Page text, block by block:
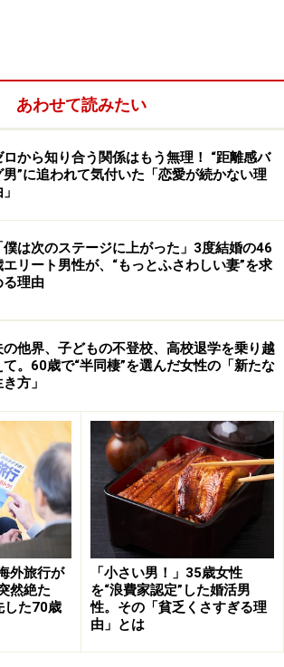
ることもあったが、ラーメンと餃子、
った。彼女が鰻やステーキを食べたの
なってからだ。
なことだし、動植物の命をいただくも
あります。だからおいしいだのまずい
ない。母は自分が作らなかった言い訳
なことを言っていましたね」
たおかげで、リカさんたちきょうだい
卒業できた。学生時代、彼女も学業と
活費を稼いだ。家で卵かけご飯を食べて
はとらない生活を送っていたという。
初めて、社員食堂でランチをとった。
る」と思った。同僚たちは外にランチ
ったが、彼女はいつも社食にいたとい
の他部署の同期と2年つきあって結婚
んも共働きで時間がなかったせいもあ
あわせて読みたい
ロから知り合う関係はもう無理！ “距離感バ
男”に追われて気付いた「恋愛が続かない理
僕は次のステージに上がった」3度結婚の46
エリート男性が、“もっとふさわしい妻”を求
る理由
の他界、子どもの不登校、高校退学を乗り越
て。60歳で“半同棲”を選んだ女性の「新たな
方」
外旅行が
然絶た
た70歳
「小さい男！」35歳女性
を“浪費家認定”した婚活男
性。その「貧乏くさすぎる理
由」とは